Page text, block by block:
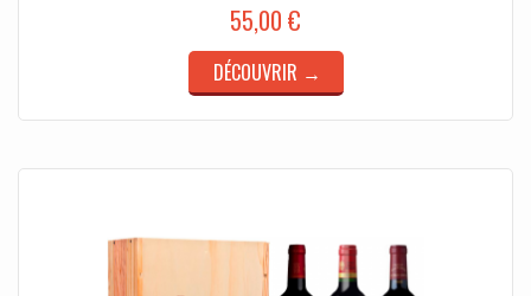
55,00 €
DÉCOUVRIR →